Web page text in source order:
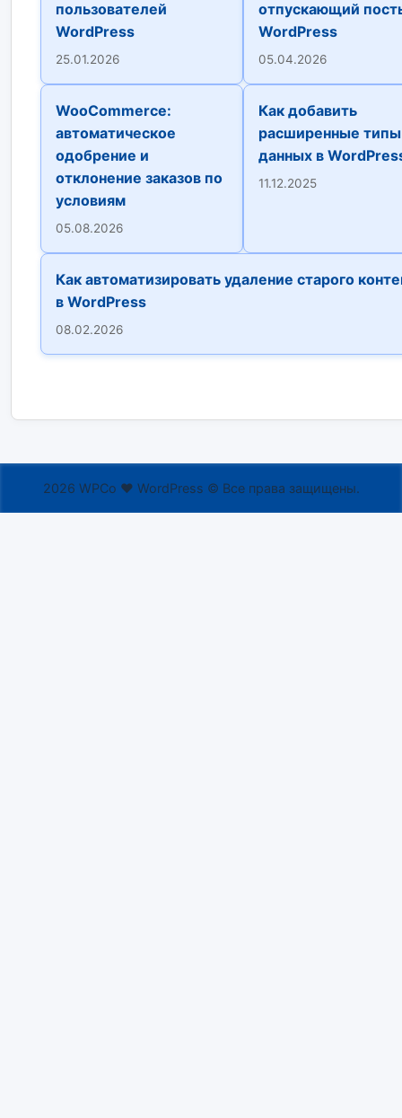
пользователей
WordPress
25.01.2026
отпускающий
WordPress
05.04.2026
WooCommerce:
автоматическое
одобрение и
отклонение заказов по
условиям
05.08.2026
Как добавить
расширенные типы
данных в
11.12.2025
Как автоматизировать удаление старого
в WordPress
08.02.2026
2026 WPCo ❤ WordPress © Все права защищены.